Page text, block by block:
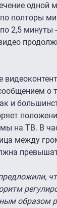
одной
полторы
2,5 минуты
о
и
на ТВ. В
между
образом